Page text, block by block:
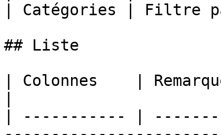
| Catégories | Filtre
## Liste
| Colonnes    |
| ----------- |